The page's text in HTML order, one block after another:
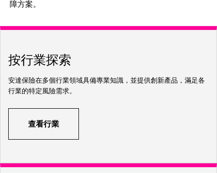
障方案。
按行業探索
安達保險在多個行業領域具備專業知識，並提供創新產品，滿足各
行業的特定風險需求。
查看行業